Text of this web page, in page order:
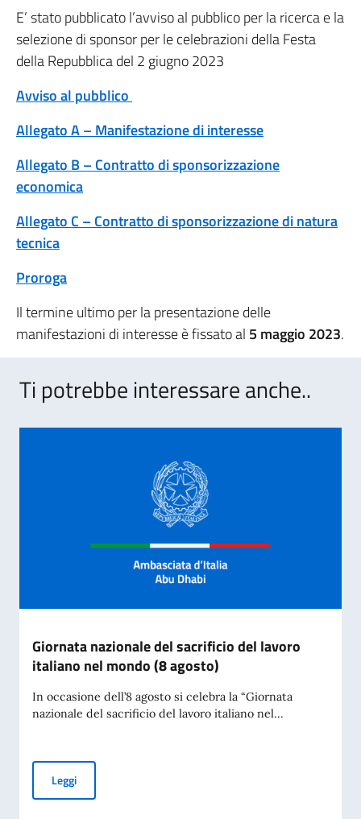
E’ stato pubblicato l’avviso al pubblico per la ricerca e la
selezione di sponsor per le celebrazioni della Festa
della Repubblica del 2 giugno 2023
Avviso al pubblico
Allegato A – Manifestazione di interesse
Allegato B – Contratto di sponsorizzazione
economica
Allegato C – Contratto di sponsorizzazione di natura
tecnica
Proroga
Il termine ultimo per la presentazione delle
manifestazioni di interesse è fissato al 5 maggio 2023.
Ti potrebbe interessare anche..
Giornata nazionale del sacrificio del lavoro
italiano nel mondo (8 agosto)
In occasione dell’8 agosto si celebra la “Giornata
nazionale del sacrificio del lavoro italiano nel...
LeggiGiornata nazionale del sacrificio del lavoro italiano nel